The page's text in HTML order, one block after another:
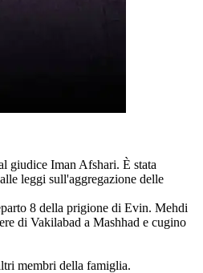
giudice Iman Afshari. È stata
leggi sull'aggregazione delle
8 della prigione di Evin. Mehdi
di Vakilabad a Mashhad e cugino
membri della famiglia.